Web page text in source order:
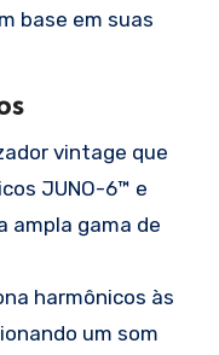
base em suas
vintage que
JUNO-6™ e
ampla gama de
harmônicos às
um som